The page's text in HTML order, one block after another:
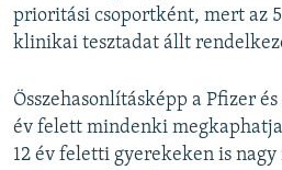
prioritási csoportként, mert az
klinikai tesztadat állt
Összehasonlításképp a Pfizer
év felett mindenki
12 év feletti gyerekeken is